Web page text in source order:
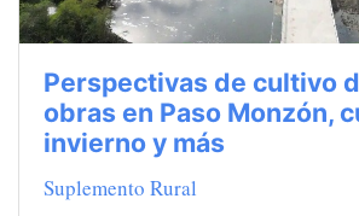
Perspectivas de cultivo
obras en Paso Monzón,
invierno y más
Suplemento Rural